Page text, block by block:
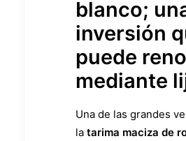
blanco;
inversión
puede
mediante
Una de las grandes
la tarima maciza de